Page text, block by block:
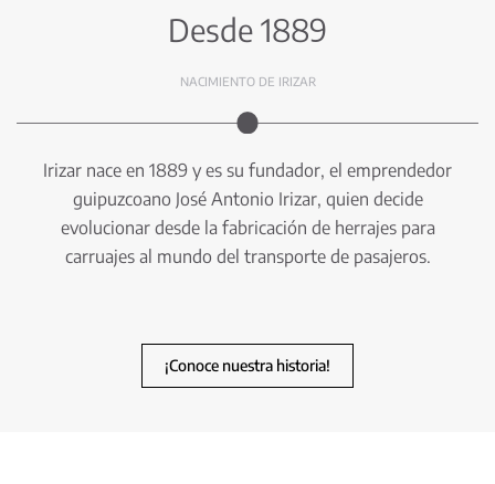
Desde 1889
NACIMIENTO DE IRIZAR
Irizar nace en 1889 y es su fundador, el emprendedor
guipuzcoano José Antonio Irizar, quien decide
evolucionar desde la fabricación de herrajes para
carruajes al mundo del transporte de pasajeros.
¡Conoce nuestra historia!